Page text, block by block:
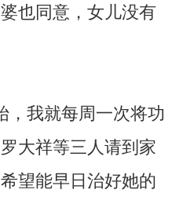
也同意，女儿没有
我就每周一次将功
大祥等三人请到家
望能早日治好她的